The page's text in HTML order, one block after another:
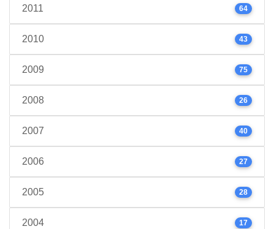
2011 64
2010 43
2009 75
2008 26
2007 40
2006 27
2005 28
2004 17